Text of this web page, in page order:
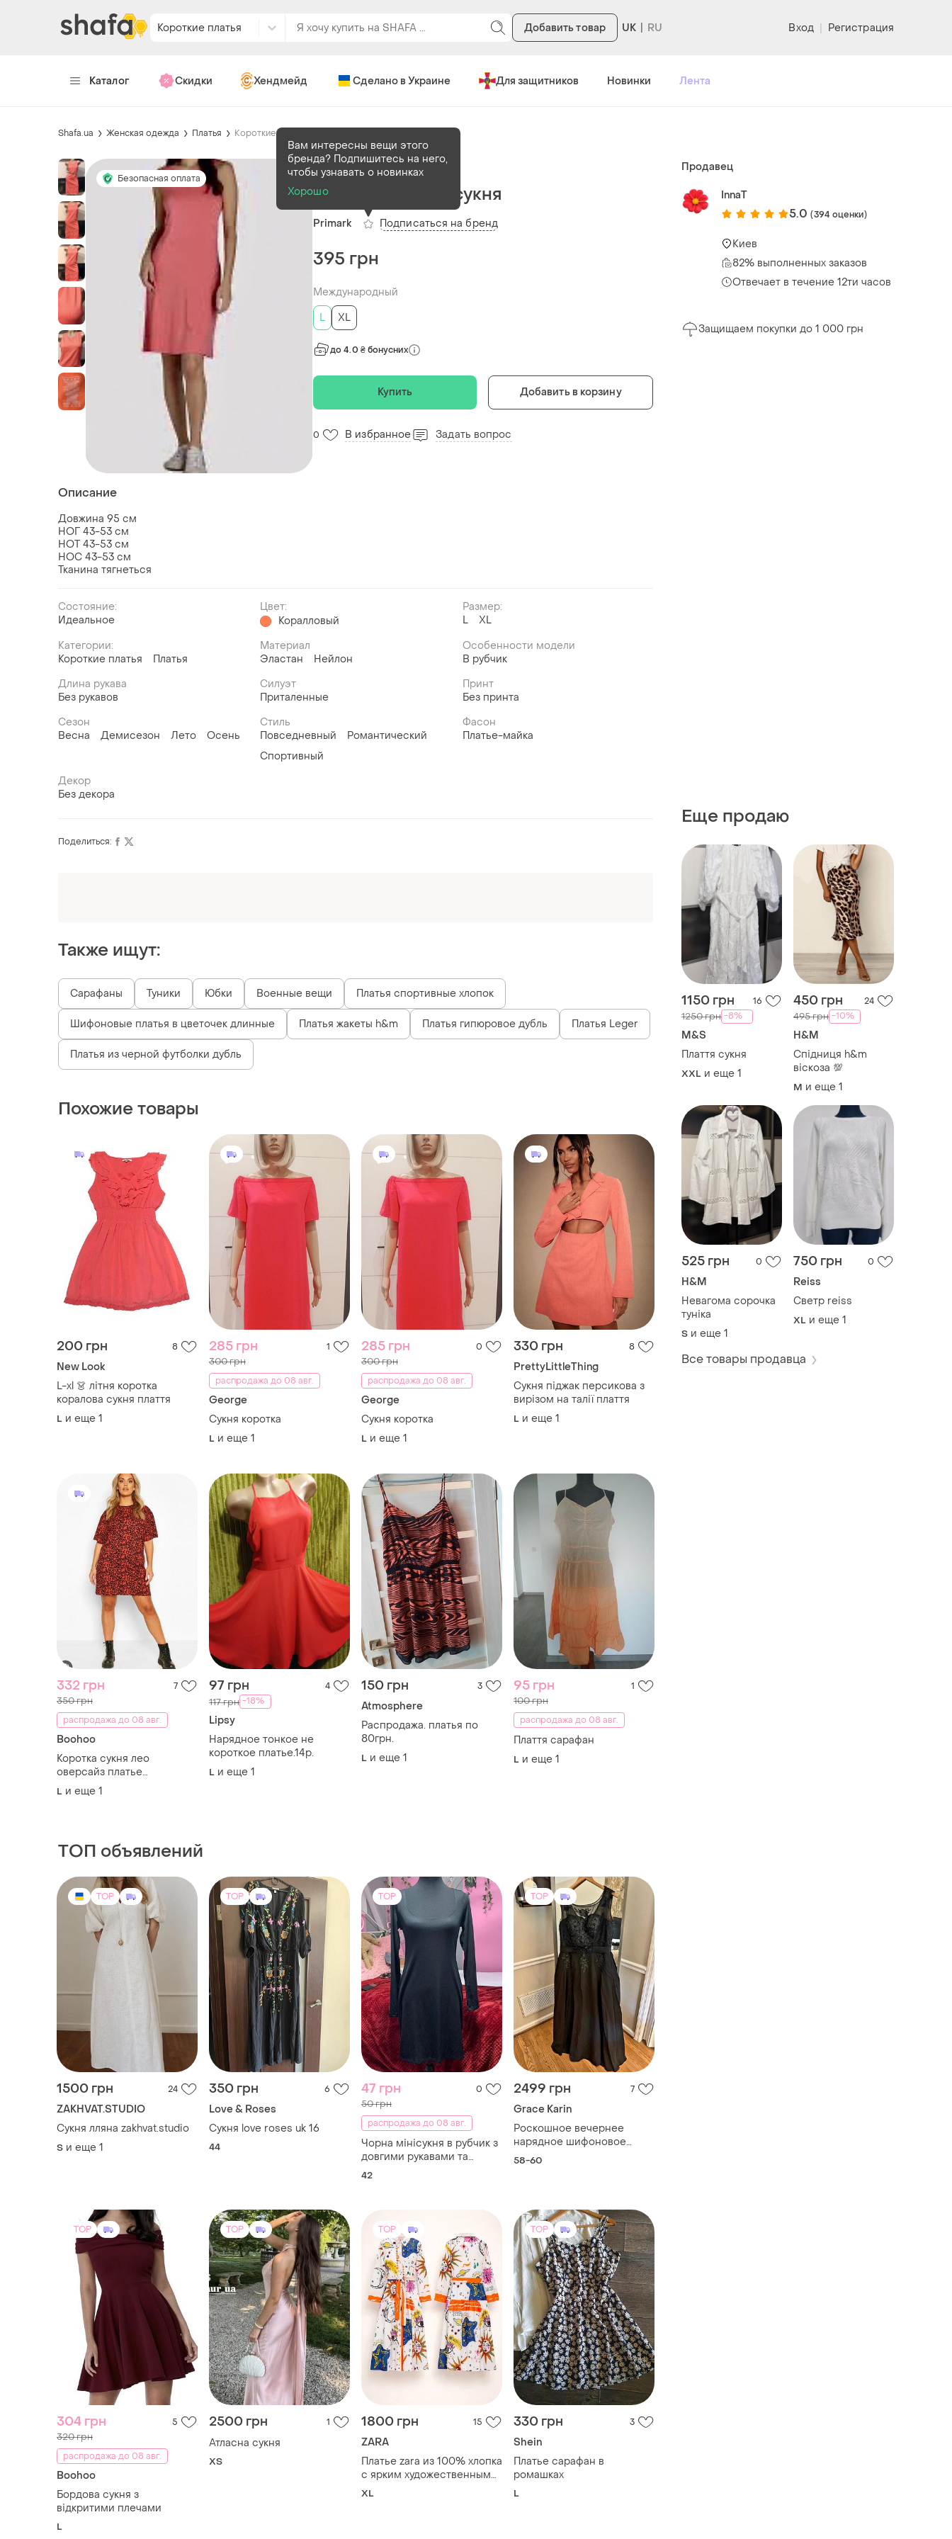
Короткие платья Добавить товар UK Вход | Регистрация
Каталог Скидки Хендмейд Сделано в Украине Для защитников Новинки Лента
Shafa.ua Женская одежда Платья Короткие платья
Безопасная оплата
В наличии1 шт
Плаття в рубчик сукня
Primark
Вам интересны вещи этого
бренда? Подпишитесь на него,
чтобы узнавать о новинках
Хорошо
Подписаться на бренд
395 грн
Международный
L
XL
до 4.0 ₴ бонусних
Купить Добавить в корзину
0 В избранное Задать вопрос
Описание
Довжина 95 см
НОГ 43-53 см
НОТ 43-53 см
НОС 43-53 см
Тканина тягнеться
Состояние:
Идеальное
Цвет:
Коралловый
Размер:
L
XL
Категории:
Короткие платья
Платья
Материал
Эластан
Нейлон
Особенности модели
В рубчик
Длина рукава
Без рукавов
Силуэт
Приталенные
Принт
Без принта
Сезон
Весна
Демисезон Лето Осень
Стиль
Повседневный
Романтический
Спортивный
Фасон
Платье-майка
Декор
Без декора
Продавец
InnaT
5.0 (394 оценки)
Киев
82% выполненных заказов
Отвечает в течение 12ти часов
Защищаем покупки до 1 000 грн
Еще продаю
1150 грн 16
1250 грн -8%
M&S
Плаття сукня
XXL и еще 1
450 грн 24
495 грн -10%
H&M
Спідниця h&m
віскоза 💯
M и еще 1
525 грн 0
H&M
Невагома сорочка
туніка
S и еще 1
750 грн 0
Reiss
Светр reiss
XL и еще 1
Все товары продавца
Поделиться:
Также ищут:
Сарафаны Туники Юбки Военные вещи Платья спортивные хлопок
Шифоновые платья в цветочек длинные Платья жакеты h&m Платья гипюровое дубль Платья Leger
Платья из черной футболки дубль
Похожие товары
200 грн 8
New Look
L-xl 👗 літня коротка
коралова сукня плаття
L и еще 1
285 грн 1
300 грн
распродажа до 08 авг.
George
Сукня коротка
L и еще 1
285 грн 0
300 грн
распродажа до 08 авг.
George
Сукня коротка
L и еще 1
330 грн 8
PrettyLittleThing
Сукня піджак персикова з
вирізом на талії плаття
L и еще 1
332 грн 7
350 грн
распродажа до 08 авг.
Boohoo
Коротка сукня лео
оверсайз платье
свободного кроя лео
L и еще 1
97 грн 4
117 грн -18%
Lipsy
Нарядное тонкое не
короткое платье.14р.
L и еще 1
150 грн 3
Atmosphere
Распродажа. платья по
80грн.
L и еще 1
95 грн 1
100 грн
распродажа до 08 авг.
Плаття сарафан
L и еще 1
ТОП объявлений
TOP
1500 грн 24
ZAKHVAT.STUDIO
Сукня лляна zakhvat.studio
S и еще 1
TOP
350 грн 6
Love & Roses
Сукня love roses uk 16
44
TOP
47 грн 0
50 грн
распродажа до 08 авг.
Чорна мінісукня в рубчик з
довгими рукавами та
широким округлим вирізом.
42
TOP
2499 грн 7
Grace Karin
Роскошное вечернее
нарядное шифоновое
платье-макси длины с
karin.
58-60
TOP
304 грн 5
320 грн
распродажа до 08 авг.
Boohoo
Бордова сукня з
відкритими плечами
L
TOP
2500 грн 1
Атласна сукня
ХS
TOP
1800 грн 15
ZARA
Платье zara из 100% хлопка
с ярким художественным
принтом, xl
XL
TOP
330 грн 3
Shein
Платье сарафан в
ромашках
L